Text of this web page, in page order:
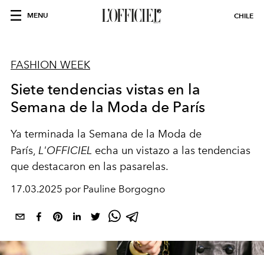
MENU CHILE
FASHION WEEK
Siete tendencias vistas en la
Semana de la Moda de París
Ya terminada la Semana de la Moda de
París, L'OFFICIEL echa un vistazo a las tendencias
que destacaron en las pasarelas.
17.03.2025 por Pauline Borgogno